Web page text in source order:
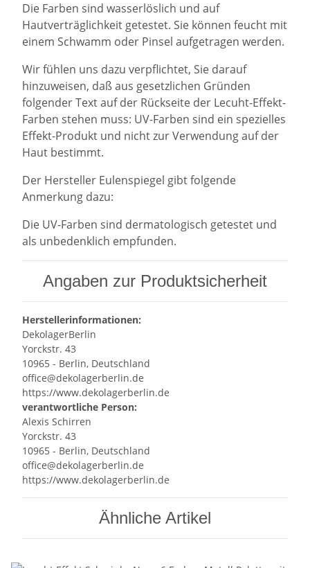
Die Farben sind wasserlöslich und auf
Hautverträglichkeit getestet. Sie können feucht mit
einem Schwamm oder Pinsel aufgetragen werden.
Wir fühlen uns dazu verpflichtet, Sie darauf
hinzuweisen, daß aus gesetzlichen Gründen
folgender Text auf der Rückseite der Lecuht-Effekt-
Farben stehen muss: UV-Farben sind ein spezielles
Effekt-Produkt und nicht zur Verwendung auf der
Haut bestimmt.
Der Hersteller Eulenspiegel gibt folgende
Anmerkung dazu:
Die UV-Farben sind dermatologisch getestet und
als unbedenklich empfunden.
Angaben zur Produktsicherheit
Herstellerinformationen:
DekolagerBerlin
Yorckstr. 43
10965 - Berlin, Deutschland
office@dekolagerberlin.de
https://www.dekolagerberlin.de
verantwortliche Person:
Alexis Schirren
Yorckstr. 43
10965 - Berlin, Deutschland
office@dekolagerberlin.de
https://www.dekolagerberlin.de
Ähnliche Artikel